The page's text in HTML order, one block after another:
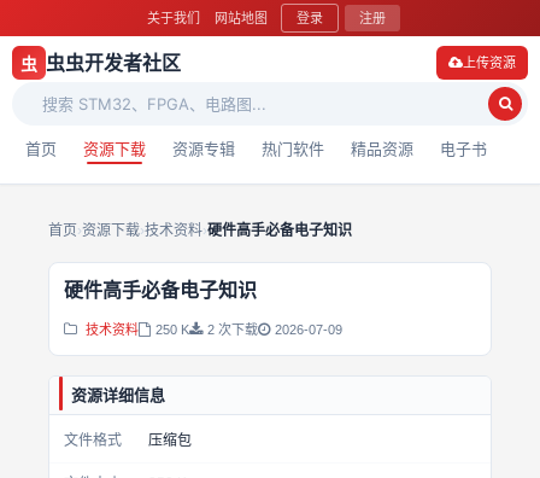
关于我们 网站地图 登录 注册
虫 虫虫开发者社区
首页 资源下载 资源专辑 热门软件 精品资源 电子书
上传资源
首页›资源下载›技术资料›硬件高手必备电子知识
硬件高手必备电子知识
技术资料 250 K 2 次下载 2026-07-09
资源详细信息
文件格式 压缩包